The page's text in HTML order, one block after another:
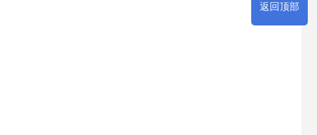
返回顶部